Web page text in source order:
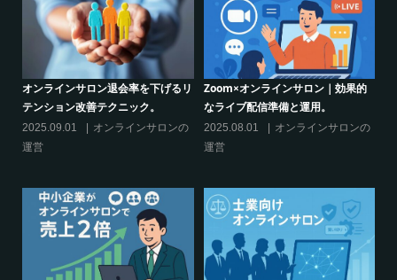
オンラインサロン退会率を下げるリ
テンション改善テクニック。
2025.09.01
オンラインサロンの
運営
Zoom×オンラインサロン｜効果的
なライブ配信準備と運用。
2025.08.01
オンラインサロンの
運営